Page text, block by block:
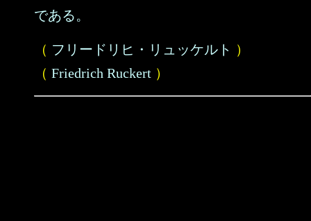
である。
（ フリードリヒ・リュッケルト ）
（ Friedrich Ruckert ）